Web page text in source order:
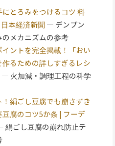
とろみをつけるコツ 料
本経済新聞— デンプン
メカニズムの参考
ントを完全掲載！「おい
作るための詳しすぎるレシ
— 火加減・調理工程の科学
絹ごし豆腐でも崩さずき
腐のコツ5か条 | フーデ
絹ごし豆腐の崩れ防止テ